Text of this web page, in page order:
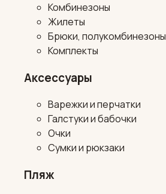
Комбинезоны
Жилеты
Брюки, полукомбинезоны
Комплекты
Аксессуары
Варежки и перчатки
Галстуки и бабочки
Очки
Сумки и рюкзаки
Пляж